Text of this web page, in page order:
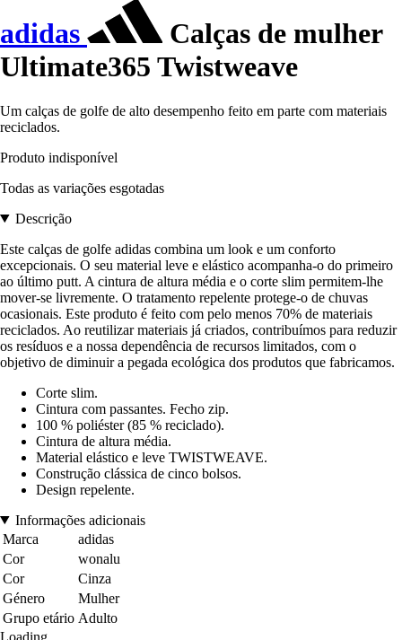
adidas
Calças de mulher
Ultimate365 Twistweave
Um calças de golfe de alto desempenho feito em parte com materiais
reciclados.
Produto indisponível
Todas as variações esgotadas
Descrição
Este calças de golfe adidas combina um look e um conforto
excepcionais. O seu material leve e elástico acompanha-o do primeiro
ao último putt. A cintura de altura média e o corte slim permitem-lhe
mover-se livremente. O tratamento repelente protege-o de chuvas
ocasionais. Este produto é feito com pelo menos 70% de materiais
reciclados. Ao reutilizar materiais já criados, contribuímos para reduzir
os resíduos e a nossa dependência de recursos limitados, com o
objetivo de diminuir a pegada ecológica dos produtos que fabricamos.
Corte slim.
Cintura com passantes. Fecho zip.
100 % poliéster (85 % reciclado).
Cintura de altura média.
Material elástico e leve TWISTWEAVE.
Construção clássica de cinco bolsos.
Design repelente.
Informações adicionais
Marca
adidas
Cor
wonalu
Cor
Cinza
Género
Mulher
Grupo etário Adulto
Loading...